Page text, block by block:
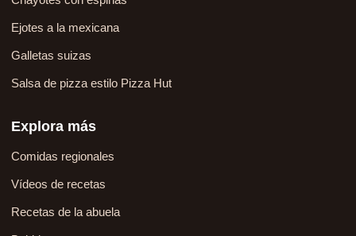
Ejotes a la mexicana
Galletas suizas
Salsa de pizza estilo Pizza Hut
Explora más
Comidas regionales
Vídeos de recetas
Recetas de la abuela